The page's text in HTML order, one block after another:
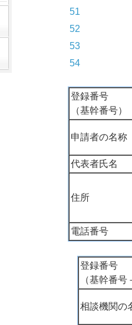
51
52
53
54
登録番号
（基幹番号）
申請者の名称
代表者氏名
住所
電話番号
登録番号
（基幹番
相談機関の